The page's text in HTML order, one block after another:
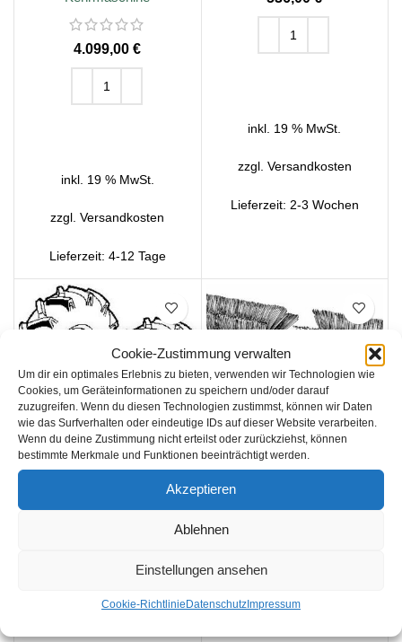
Cookie-Zustimmung verwalten
Um dir ein optimales Erlebnis zu bieten, verwenden wir Technologien wie
Cookies, um Geräteinformationen zu speichern und/oder darauf
zuzugreifen. Wenn du diesen Technologien zustimmst, können wir Daten
wie das Surfverhalten oder eindeutige IDs auf dieser Website verarbeiten.
Wenn du deine Zustimmung nicht erteilst oder zurückziehst, können
bestimmte Merkmale und Funktionen beeinträchtigt werden.
Akzeptieren
Ablehnen
Einstellungen ansehen
Cookie-RichtlinieDatenschutzImpressum
€
inkl. 19 % MwSt.
zzgl.Versandkosten
Lieferzeit: 4-12 Tage
inkl. 19 % MwSt.
zzgl. Versandkosten
Lieferzeit: 2-3 Wochen
Agria Paar
Triebräder für 7100
Cleanstar premium
Agria Paar Bürsten fein,
100 cm
Agria,Kehrmaschine,